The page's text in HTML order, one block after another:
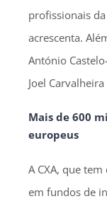
profissionais
acrescenta.
António
Joel
Mais de 600
europeus
A CXA, que
em fundos de